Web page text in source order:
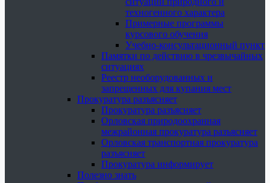
техногенного характера
Примерные программы
курсового обучения
Учебно-консультационный пункт
Памятки по действию в чрезвычайных
ситуациях
Реестр необорудованных и
запрещенных для купания мест
Прокуратура разъясняет
Прокуратура разъясняет
Орловская природоохранная
межрайонная прокуратура разъясняет
Орловская транспортная прокуратура
разъясняет
Прокуратура информирует
Полезно знать